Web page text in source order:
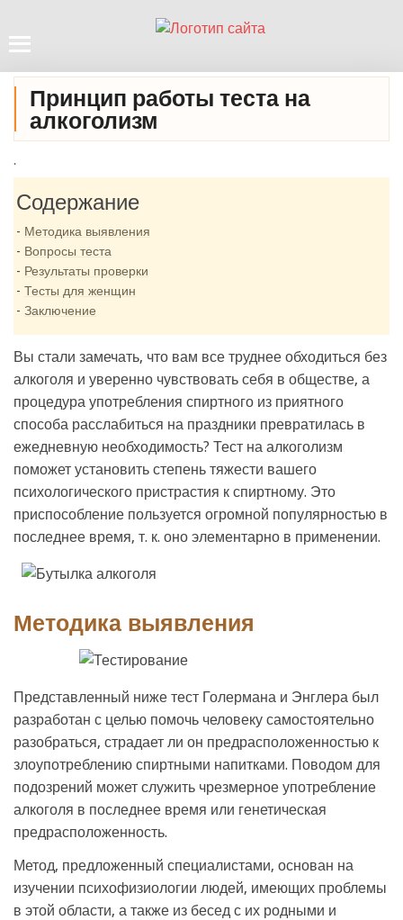
Принцип работы теста на
алкоголизм
.
Содержание
Методика выявления
Вопросы теста
Результаты проверки
Тесты для женщин
Заключение
Вы стали замечать, что вам все труднее обходиться без
алкоголя и уверенно чувствовать себя в обществе, а
процедура употребления спиртного из приятного
способа расслабиться на праздники превратилась в
ежедневную необходимость? Тест на алкоголизм
поможет установить степень тяжести вашего
психологического пристрастия к спиртному. Это
приспособление пользуется огромной популярностью в
последнее время, т. к. оно элементарно в применении.
Методика выявления
Представленный ниже тест Голермана и Энглера был
разработан с целью помочь человеку самостоятельно
разобраться, страдает ли он предрасположенностью к
злоупотреблению спиртными напитками. Поводом для
подозрений может служить чрезмерное употребление
алкоголя в последнее время или генетическая
предрасположенность.
Метод, предложенный специалистами, основан на
изучении психофизиологии людей, имеющих проблемы
в этой области, а также из бесед с их родными и